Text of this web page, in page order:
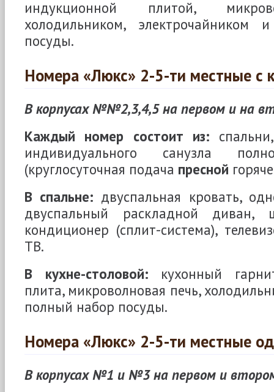
индукционной плитой,
холодильником,
посуды.
Номера «Люкс» 2-5-ти местные с
В корпусах №№2,3,4,5 на первом и на
Каждый номер состоит из:
индивидуального санузла
(круглосуточная подача пресной
В спальне: двуспальная кровать,
двуспальный раскладной
кондиционер (сплит-система),
ТВ.
В кухне-столовой: кухонный
плита, микроволновая печь,
полный набор посуды.
Номера «Люкс» 2-5-ти местные
В корпусах №1 и №3 на первом и